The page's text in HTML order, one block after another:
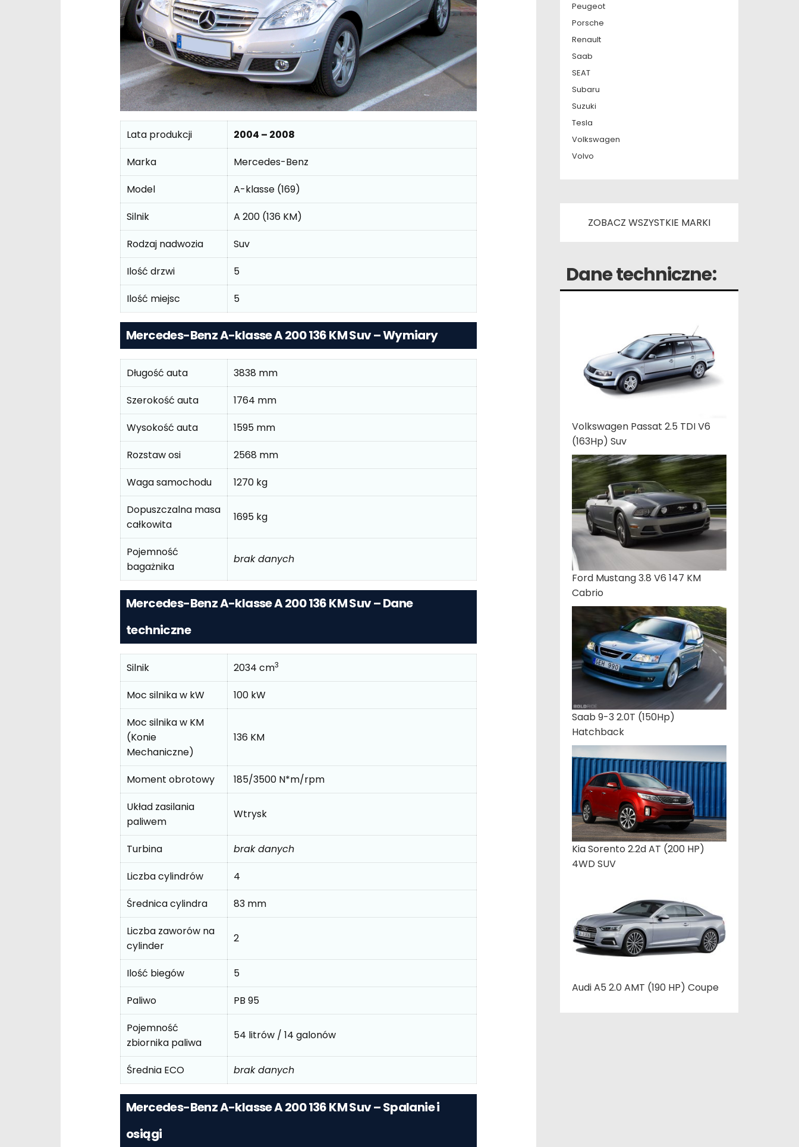
Lata produkcji
2004 – 2008
Marka
Mercedes-Benz
Model
A-klasse (169)
Silnik
A 200 (136 KM)
Rodzaj nadwozia
Suv
Ilość drzwi
5
Ilość miejsc
5
Mercedes-Benz A-klasse A 200 136 KM Suv – Wymiary
Długość auta
3838 mm
Szerokość auta
1764 mm
Wysokość auta
1595 mm
Rozstaw osi
2568 mm
Waga samochodu
1270 kg
Dopuszczalna masa
całkowita
1695 kg
Pojemność
bagażnika
brak danych
Mercedes-Benz A-klasse A 200 136 KM Suv – Dane
techniczne
Silnik 2034 cm3
Moc silnika w kW
100 kW
Moc silnika w KM
(Konie
Mechaniczne)
136 KM
Moment obrotowy
185/3500 N*m/rpm
Układ zasilania
paliwem
Wtrysk
Turbina
brak danych
Liczba cylindrów
4
Średnica cylindra
83 mm
Liczba zaworów na
cylinder
2
Ilość biegów
5
Paliwo
PB 95
Pojemność
zbiornika paliwa
54 litrów / 14 galonów
Średnia ECO brak danych
Mercedes-Benz A-klasse A 200 136 KM Suv – Spalanie i
osiągi
Peugeot
Porsche
Renault
Saab
SEAT
Subaru
Suzuki
Tesla
Volkswagen
Volvo
ZOBACZ WSZYSTKIE MARKI
Dane techniczne:
Volkswagen Passat 2.5 TDI V6
(163Hp) Suv
Ford Mustang 3.8 V6 147 KM
Cabrio
Saab 9-3 2.0T (150Hp)
Hatchback
Kia Sorento 2.2d AT (200 HP)
4WD SUV
Audi A5 2.0 AMT (190 HP) Coupe